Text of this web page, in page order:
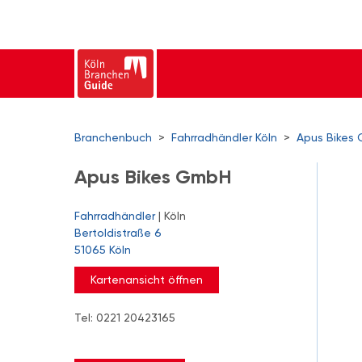
Branchenbuch > Fahrradhändler Köln > Apus Bikes
Apus Bikes GmbH
Fahrradhändler| Köln
Bertoldistraße 6
51065 Köln
Kartenansicht öffnen
Tel: 0221 20423165